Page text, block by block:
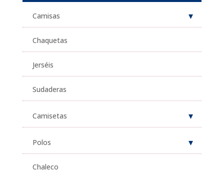
Camisas
Chaquetas
Jerséis
Sudaderas
Camisetas
Polos
Chaleco